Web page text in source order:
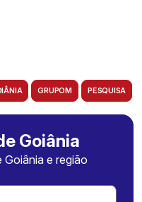
GRUPOM PESQUISA
Goiânia
Goiânia e região